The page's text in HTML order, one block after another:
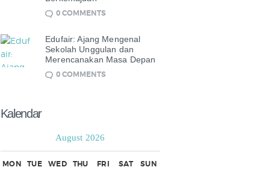
0 COMMENTS
Edufair: Ajang Mengenal
Sekolah Unggulan dan
Merencanakan Masa Depan
0 COMMENTS
Kalendar
August 2026
MON TUE WED THU FRI SAT SUN